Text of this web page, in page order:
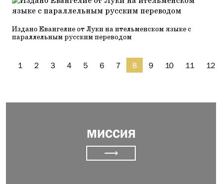
Издано Евангелие от Луки на ительменском языке с
параллельным русским переводом
1 2 3 4 5 6 7 8 9 10 11 12
МИССИЯ
⟶